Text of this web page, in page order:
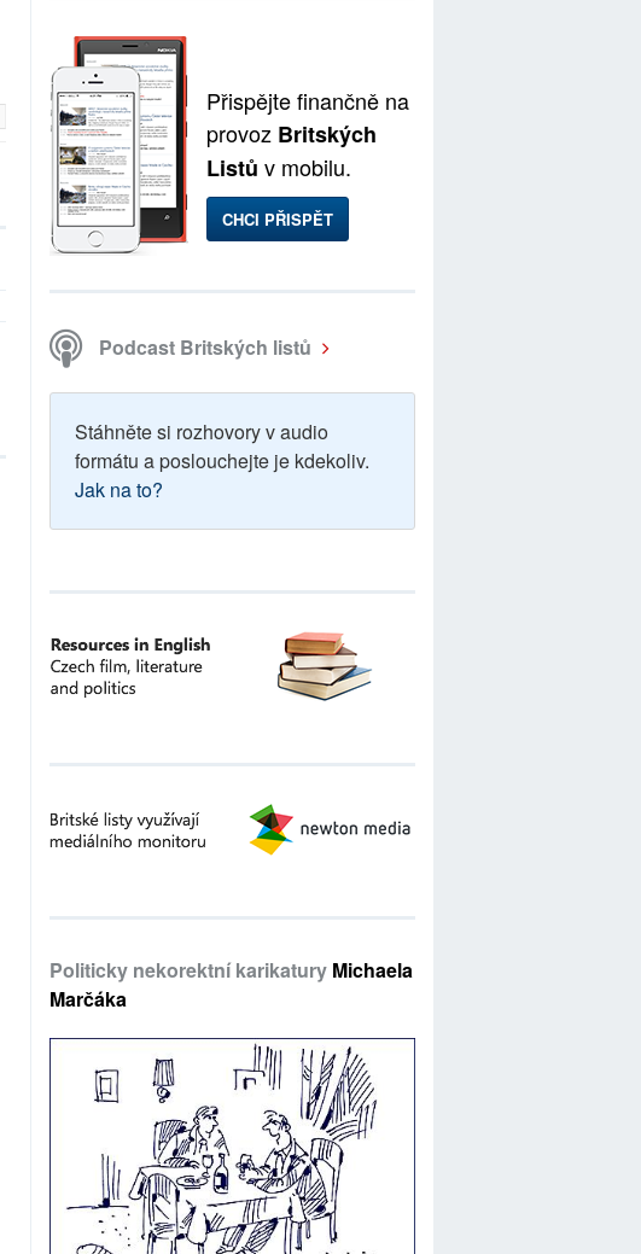
Přispějte finančně na
provoz Britských
Listů v mobilu.
CHCI PŘISPĚT
Podcast Britských listů
Stáhněte si rozhovory v audio
formátu a poslouchejte je kdekoliv.
Jak na to?
Politicky nekorektní karikatury Michaela
Marčáka